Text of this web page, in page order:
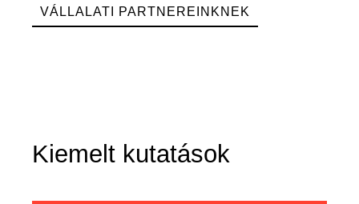
VÁLLALATI PARTNEREINKNEK
Kiemelt kutatások